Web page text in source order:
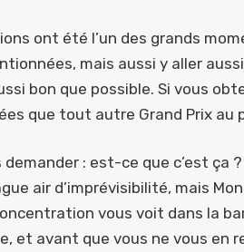
ont été l’un des grands
mais aussi y aller
bon que possible. Si vous
que tout autre Grand Prix au
: est-ce que c’est ça
air d’imprévisibilité, mais
vous voit dans la
et avant que vous ne vous en